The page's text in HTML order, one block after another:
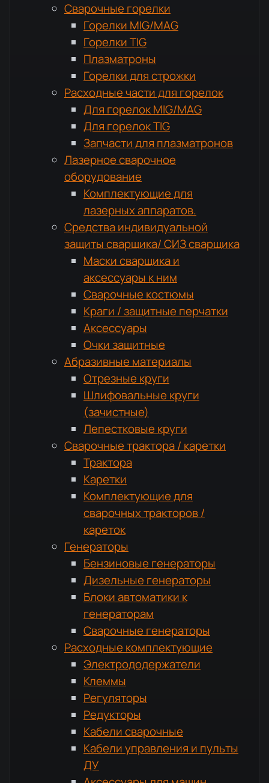
Сварочные горелки
Горелки MIG/MAG
Горелки TIG
Плазматроны
Горелки для строжки
Расходные части для горелок
Для горелок MIG/MAG
Для горелок TIG
Запчасти для плазматронов
Лазерное сварочное
оборудование
Комплектующие для
лазерных аппаратов.
Средства индивидуальной
защиты сварщика/ СИЗ сварщика
Маски сварщика и
аксессуары к ним
Сварочные костюмы
Краги / защитные перчатки
Аксессуары
Очки защитные
Абразивные материалы
Отрезные круги
Шлифовальные круги
(зачистные)
Лепестковые круги
Сварочные трактора / каретки
Трактора
Каретки
Комплектующие для
сварочных тракторов /
кареток
Генераторы
Бензиновые генераторы
Дизельные генераторы
Блоки автоматики к
генераторам
Сварочные генераторы
Расходные комплектующие
Электрододержатели
Клеммы
Регуляторы
Редукторы
Кабели сварочные
Кабели управления и пульты
ДУ